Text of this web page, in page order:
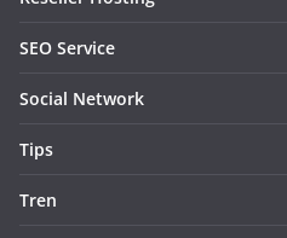
SEO Service
Social Network
Tips
Tren